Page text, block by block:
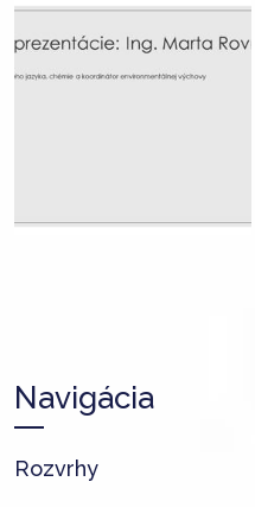
Navigácia
Rozvrhy